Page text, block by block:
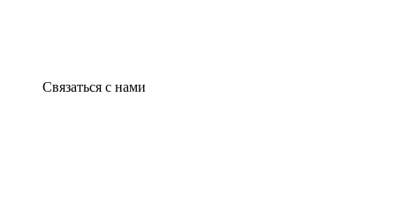
Связаться с нами